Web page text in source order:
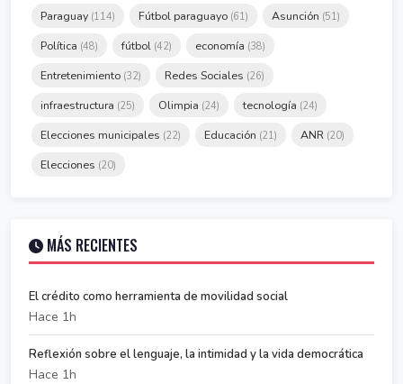
Paraguay (114) Fútbol paraguayo (61) Asunción (51)
Política (48) fútbol (42) economía (38)
Entretenimiento (32) Redes Sociales (26)
infraestructura (25) Olimpia (24) tecnología (24)
Elecciones municipales (22) Educación (21) ANR (20)
Elecciones (20)
MÁS RECIENTES
El crédito como herramienta de movilidad social
Hace 1h
Reflexión sobre el lenguaje, la intimidad y la vida democrática
Hace 1h